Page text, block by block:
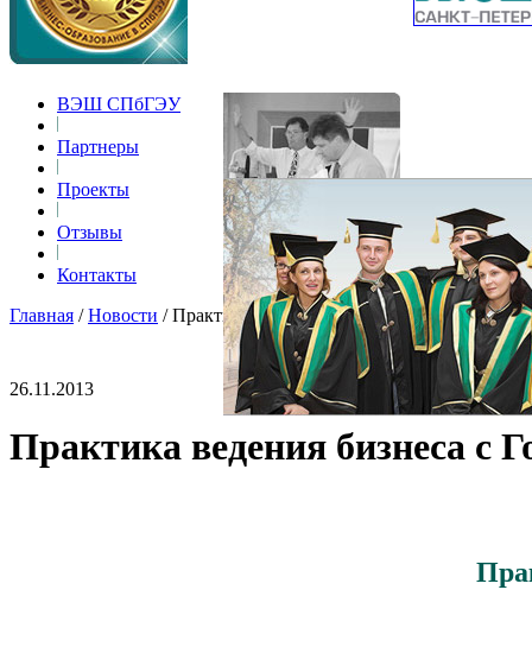
ВЭШ СПбГЭУ
Партнеры
Проекты
Отзывы
Контакты
Главная /Новости /Практика ведения бизнеса с Гонконгом и
26.11.2013
Практика ведения бизнеса с